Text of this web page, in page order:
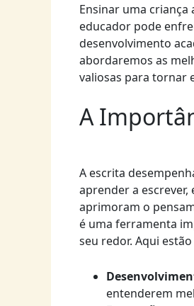
Ensinar uma
educador pode
desenvolvimento
abordaremos as
valiosas para tornar
A
A escrita
aprender a
aprimoram o
é uma ferramenta
seu redor. Aqui
entenderem